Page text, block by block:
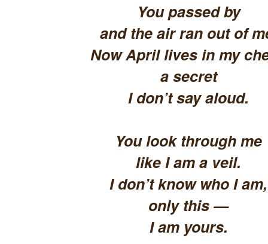
You passed by
and the air ran out of
Now April lives in my
a secret
I don’t say aloud.
You look through me
like I am a veil.
I don’t know who I am,
only this —
I am yours.